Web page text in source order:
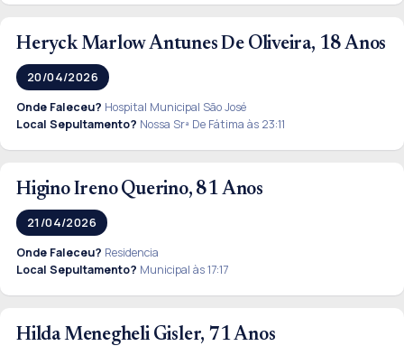
Heryck Marlow Antunes De Oliveira, 18 Anos
20/04/2026
Onde Faleceu? Hospital Municipal São José
Local Sepultamento? Nossa Srª De Fátima às 23:11
Higino Ireno Querino, 81 Anos
21/04/2026
Onde Faleceu? Residencia
Local Sepultamento? Municipal às 17:17
Hilda Menegheli Gisler, 71 Anos